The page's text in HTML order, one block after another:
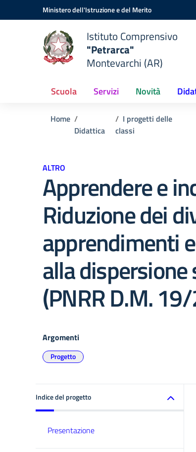
Vai ai contenuti
Vai al menu di navigazioneMinistero dell'Istruzione e del Merito
Istituto Comprensivo
"Petrarca"
Montevarchi (AR)
Scuola Servizi Novità
Home
Didattica
I progetti delle
classi
ALTRO
Apprendere e
Riduzione dei
apprendimenti
alla dispersione
(PNRR D.M.
Argomenti
Progetto
Indice del progetto
Presentazione